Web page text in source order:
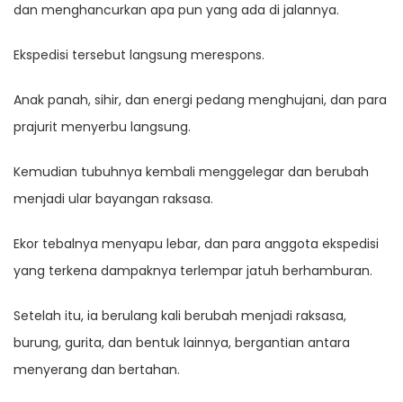
dan menghancurkan apa pun yang ada di jalannya.
Ekspedisi tersebut langsung merespons.
Anak panah, sihir, dan energi pedang menghujani, dan para
prajurit menyerbu langsung.
Kemudian tubuhnya kembali menggelegar dan berubah
menjadi ular bayangan raksasa.
Ekor tebalnya menyapu lebar, dan para anggota ekspedisi
yang terkena dampaknya terlempar jatuh berhamburan.
Setelah itu, ia berulang kali berubah menjadi raksasa,
burung, gurita, dan bentuk lainnya, bergantian antara
menyerang dan bertahan.